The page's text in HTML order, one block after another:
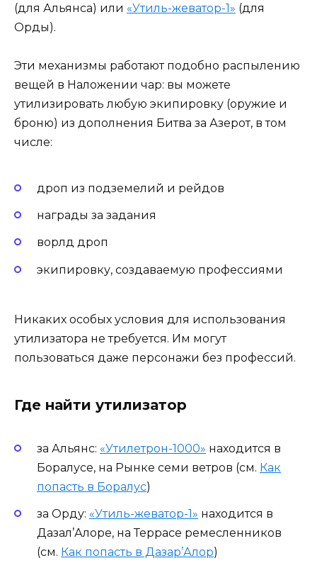
(для Альянса) или «Утиль-жеватор-1» (для
Орды).
Эти механизмы работают подобно распылению
вещей в Наложении чар: вы можете
утилизировать любую экипировку (оружие и
броню) из дополнения Битва за Азерот, в том
числе:
дроп из подземелий и рейдов
награды за задания
ворлд дроп
экипировку, создаваемую профессиями
Никаких особых условия для использования
утилизатора не требуется. Им могут
пользоваться даже персонажи без профессий.
Где найти утилизатор
за Альянс: «Утилетрон-1000» находится в
Боралусе, на Рынке семи ветров (см. Как
попасть в Боралус)
за Орду: «Утиль-жеватор-1» находится в
Дазал’Алоре, на Террасе ремесленников
(см. Как попасть в Дазар’Алор)